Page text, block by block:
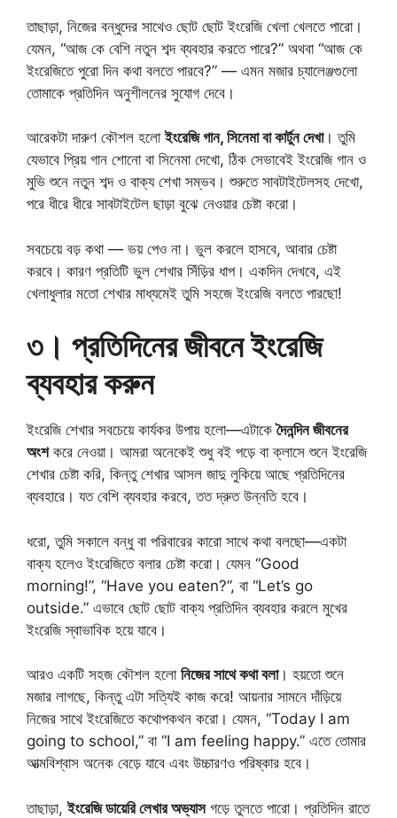
তাছাড়া, নিজের বন্ধুদের সাথেও ছোট ছোট ইংরেজি খেলা খেলতে পারো।
যেমন, “আজ কে বেশি নতুন শব্দ ব্যবহার করতে পারে?” অথবা “আজ কে
ইংরেজিতে পুরো দিন কথা বলতে পারবে?” — এমন মজার চ্যালেঞ্জগুলো
তোমাকে প্রতিদিন অনুশীলনের সুযোগ দেবে।
আরেকটা দারুণ কৌশল হলোইংরেজি গান, সিনেমা বা কার্টুন দেখা। তুমি
যেভাবে প্রিয় গান শোনো বা সিনেমা দেখো, ঠিক সেভাবেই ইংরেজি গান ও
মুভি শুনে নতুন শব্দ ও বাক্য শেখা সম্ভব। শুরুতে সাবটাইটেলসহ দেখো,
পরে ধীরে ধীরে সাবটাইটেল ছাড়া বুঝে নেওয়ার চেষ্টা করো।
সবচেয়ে বড় কথা — ভয় পেও না। ভুল করলে হাসবে, আবার চেষ্টা
করবে। কারণ প্রতিটি ভুল শেখার সিঁড়ির ধাপ। একদিন দেখবে, এই
খেলাধুলার মতো শেখার মাধ্যমেই তুমি সহজে ইংরেজি বলতে পারছো!
৩। প্রতিদিনের জীবনে ইংরেজি
ব্যবহার করুন
ইংরেজি শেখার সবচেয়ে কার্যকর উপায় হলো—এটাকেদৈনন্দিন জীবনের
অংশকরে নেওয়া। আমরা অনেকেই শুধু বই পড়ে বা ক্লাসে শুনে ইংরেজি
শেখার চেষ্টা করি, কিন্তু শেখার আসল জাদু লুকিয়ে আছে প্রতিদিনের
ব্যবহারে। যত বেশি ব্যবহার করবে, তত দ্রুত উন্নতি হবে।
ধরো, তুমি সকালে বন্ধু বা পরিবারের কারো সাথে কথা বলছো—একটা
বাক্য হলেও ইংরেজিতে বলার চেষ্টা করো। যেমন “Good
morning!”, “Have you eaten?”, বা “Let’s go
outside.” এভাবে ছোট ছোট বাক্য প্রতিদিন ব্যবহার করলে মুখের
ইংরেজি স্বাভাবিক হয়ে যাবে।
আরও একটি সহজ কৌশল হলো নিজের সাথে কথা বলা। হয়তো শুনে
মজার লাগছে, কিন্তু এটা সত্যিই কাজ করে! আয়নার সামনে দাঁড়িয়ে
নিজের সাথে ইংরেজিতে কথোপকথন করো। যেমন, “Today I am
going to school,” বা “I am feeling happy.” এতে তোমার
আত্মবিশ্বাস অনেক বেড়ে যাবে এবং উচ্চারণও পরিষ্কার হবে।
তাছাড়া,ইংরেজি ডায়েরি লেখার অভ্যাসগড়ে তুলতে পারো। প্রতিদিন রাতে